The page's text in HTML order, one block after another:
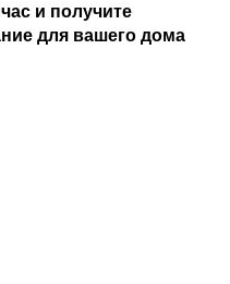
и получите
для вашего дома